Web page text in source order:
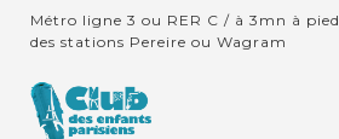
Métro ligne 3 ou RER C / à 3mn à pied
des stations Pereire ou Wagram